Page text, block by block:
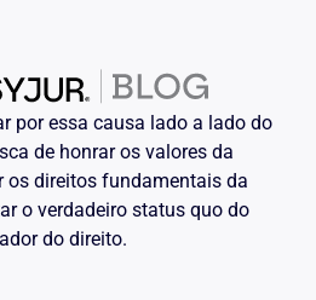
por essa causa lado a lado do
de honrar os valores da
os direitos fundamentais da
o verdadeiro status quo do
do direito.